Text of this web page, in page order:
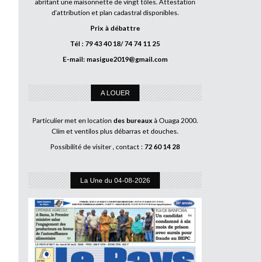
abritant une maisonnette de vingt tôles. Attestation
d’attribution et plan cadastral disponibles.
Prix à débattre
Tél : 79 43 40 18/ 74 74 11 25
E-mail: masigue2019@gmail.com
A LOUER
Particulier met en location des bureaux à Ouaga 2000.
Clim et ventilos plus débarras et douches.
Possibilité de visiter , contact : 72 60 14 28
La Une du 04-08-2026